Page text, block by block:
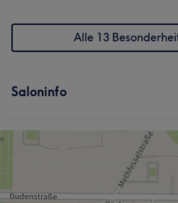
Alle 13
Saloninfo